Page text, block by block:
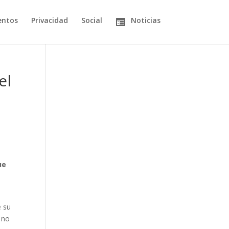
Privacidad Social Noticias
su